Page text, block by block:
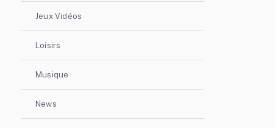
Jeux Vidéos
Loisirs
Musique
News